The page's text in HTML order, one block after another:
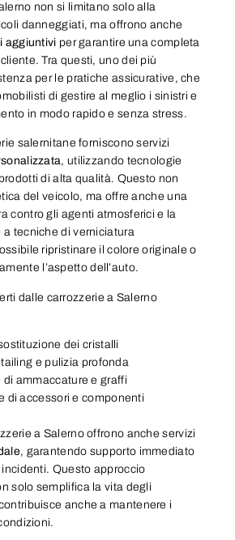
non si limitano solo alla
danneggiati, ma offrono anche
aggiuntivi per garantire una completa
Tra questi, uno dei più
per le pratiche assicurative, che
di gestire al meglio i sinistri e
in modo rapido e senza stress.
salernitane forniscono servizi
, utilizzando tecnologie
di alta qualità. Questo non
del veicolo, ma offre anche una
contro gli agenti atmosferici e la
a tecniche di verniciatura
ripristinare il colore originale o
l’aspetto dell’auto.
dalle carrozzerie a Salerno
dei cristalli
e pulizia profonda
di ammaccature e graffi
di accessori e componenti
a Salerno offrono anche servizi
, garantendo supporto immediato
Questo approccio
solo semplifica la vita degli
anche a mantenere i